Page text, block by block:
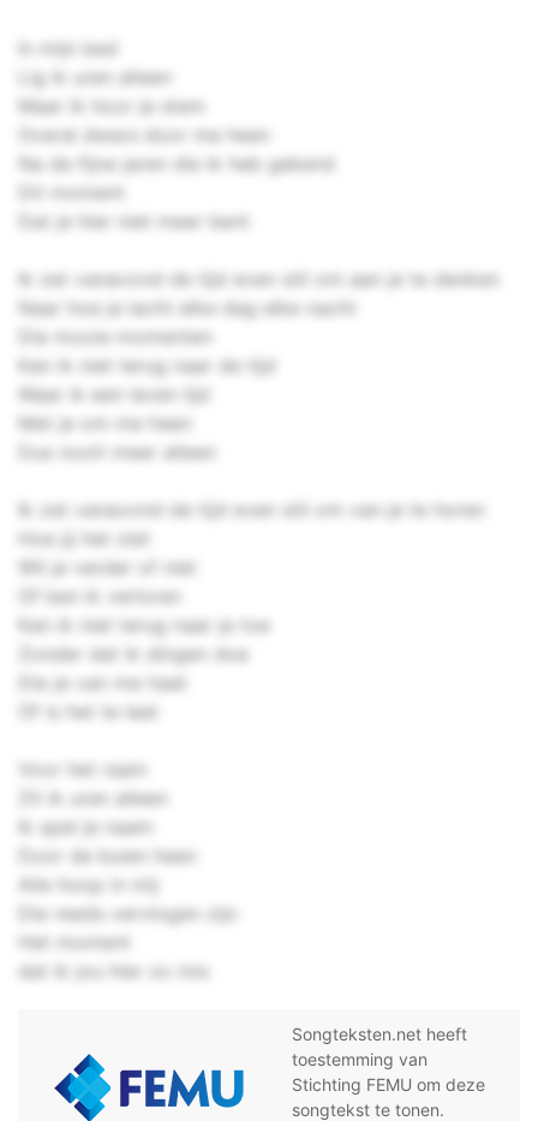
In mijn bed
Lig ik uren alleen
Maar ik hoor je stem
Overal dwars door me heen
Na de fijne jaren die ik heb gekend
Dit moment
Dat je hier niet meer bent
Ik zet vanavond de tijd even stil om aan je te denken
Naar hoe je lacht elke dag elke nacht
Die mooie momenten
Kan ik niet terug naar de tijd
Waar ik een leven lijd
Met je om me heen
Dus nooit meer alleen
Ik zet vanavond de tijd even stil om van je te horen
Hoe jij het ziet
Wil je verder of niet
Of ben ik verloren
Kan ik niet terug naar je toe
Zonder dat ik dingen doe
Die je van me haat
Of is het te laat
Voor het raam
Zit ik uren alleen
Ik spel je naam
Door de buien heen
Alle hoop in mij
Die reeds vervlogen zijn
Het moment
dat ik jou hier zo mis
Songteksten.net heeft
toestemming van
Stichting FEMU om deze
songtekst te tonen.